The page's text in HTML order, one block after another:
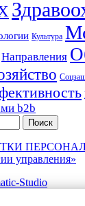
Культура
Направления
b2b
Поиск
управления»
Studio